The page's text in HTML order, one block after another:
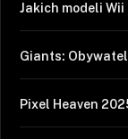
Jakich modeli Wii
Giants:
Pixel Heaven